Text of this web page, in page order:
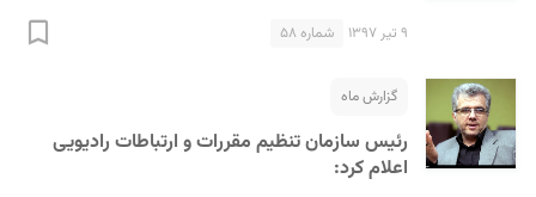
۹ تیر ۱۳۹۷ شماره ۵۸
گزارش ماه
رئیس سازمان تنظیم مقررات و ارتباطات رادیویی
اعلام کرد: